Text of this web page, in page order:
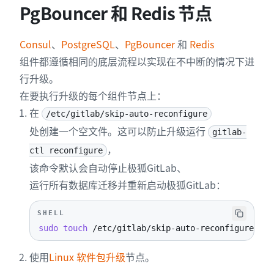
PgBouncer 和 Redis 节点
Consul、 PostgreSQL、 PgBouncer和 Redis
组件都遵循相同的底层流程以实现在不中断的情况下进
行升级。
在要执行升级的每个组件节点上：
在
/etc/gitlab/skip-auto-reconfigure
处创建一个空文件。这可以防止升级运行
gitlab-
ctl reconfigure
，
该命令默认会自动停止极狐GitLab、
运行所有数据库迁移并重新启动极狐GitLab：
SHELL
sudo touch /etc/gitlab/skip-auto-reconfigure
使用Linux 软件包升级节点。